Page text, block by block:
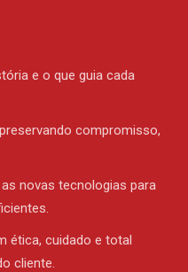
e o que guia cada
compromisso,
novas tecnologias para
ética, cuidado e total
cliente.